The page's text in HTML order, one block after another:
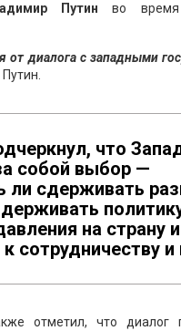
Путин во время
диалога с западными
что
собой выбор —
ли сдерживать
на страну
к сотрудничеству и
отметил, что диалог